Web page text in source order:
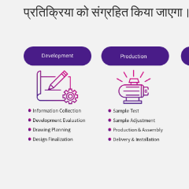
प्रतिक्रिया को संग्रहित किया जाएगा।